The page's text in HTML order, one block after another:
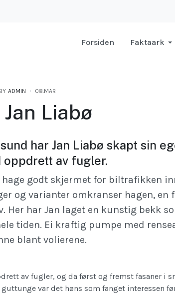
Forsiden Faktaark
BY ADMIN 08.MAR
Jan Liabø
har Jan Liabø skapt sin
oppdrett av fugler.
hage godt skjermet for biltrafikken
og varianter omkranser hagen, en
Her har Jan laget en kunstig bekk
tiden. Ei kraftig pumpe med
blant volierene.
av fugler, og da først og fremst fasaner i
var det høns som fanget interessen